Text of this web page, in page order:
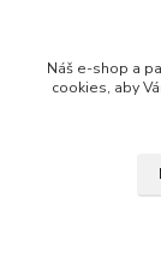
Náš e-shop a
cookies, aby